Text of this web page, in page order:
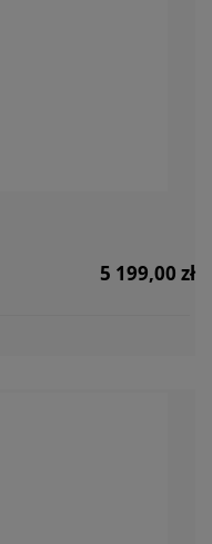
5 199,00 zł